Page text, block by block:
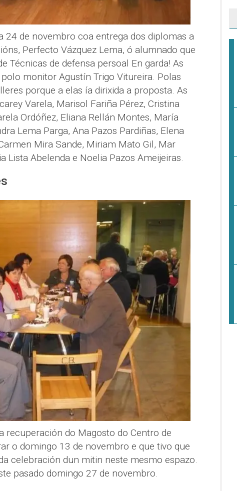
24 de novembro coa entrega dos diplomas a
Perfecto Vázquez Lema, ó alumnado que
Técnicas de defensa persoal En garda! As
monitor Agustín Trigo Vitureira. Polas
porque a elas ía dirixida a proposta. As
Varela, Marisol Fariña Pérez, Cristina
Ordóñez, Eliana Rellán Montes, María
Lema Parga, Ana Pazos Pardiñas, Elena
Mira Sande, Miriam Mato Gil, Mar
Lista Abelenda e Noelia Pazos Ameijeiras.
recuperación do Magosto do Centro de
o domingo 13 de novembro e que tivo que
celebración dun mitin neste mesmo espazo.
pasado domingo 27 de novembro.